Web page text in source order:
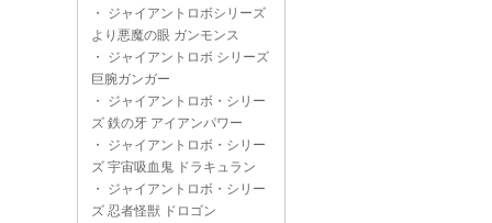
・ ジャイアントロボシリーズ
より悪魔の眼 ガンモンス
・ ジャイアントロボ シリーズ
巨腕ガンガー
・ ジャイアントロボ・シリー
ズ 鉄の牙 アイアンパワー
・ ジャイアントロボ・シリー
ズ 宇宙吸血鬼 ドラキュラン
・ ジャイアントロボ・シリー
ズ 忍者怪獣 ドロゴン